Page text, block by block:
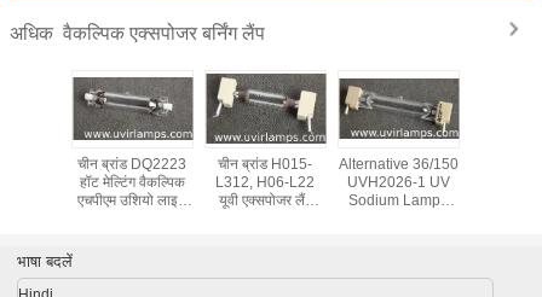
अधिक वैकल्पिक एक्सपोजर बर्निंग लैंप
चीन ब्रांड DQ2223
हॉट मेल्टिंग वैकल्पिक
एचपीएम उशियो लाइट
चीन ब्रांड H015-
L312, H06-L22
यूवी एक्सपोजर लैंप
Alternative 36/150
UVH2026-1 UV
Sodium Lamps
भाषा बदलें